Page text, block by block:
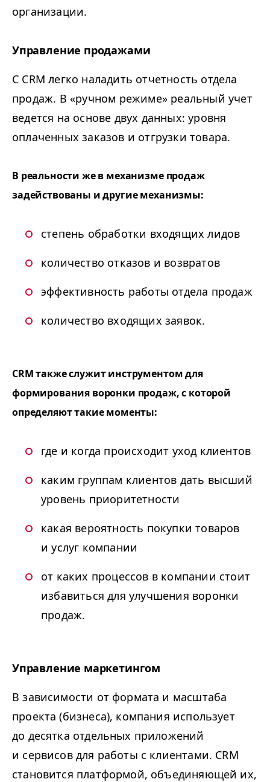
организации.
Управление продажами
С CRM легко наладить отчетность отдела
продаж. В «ручном режиме» реальный учет
ведется на основе двух данных: уровня
оплаченных заказов и отгрузки товара.
В реальности же в механизме продаж
задействованы и другие механизмы:
степень обработки входящих лидов
количество отказов и возвратов
эффективность работы отдела продаж
количество входящих заявок.
CRM также служит инструментом для
формирования воронки продаж, с которой
определяют такие моменты:
где и когда происходит уход клиентов
каким группам клиентов дать высший
уровень приоритетности
какая вероятность покупки товаров
и услуг компании
от каких процессов в компании стоит
избавиться для улучшения воронки
продаж.
Управление маркетингом
В зависимости от формата и масштаба
проекта (бизнеса), компания использует
до десятка отдельных приложений
и сервисов для работы с клиентами. CRM
становится платформой, объединяющей их,